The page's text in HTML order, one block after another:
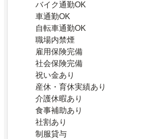
バイク通勤OK
車通勤OK
自転車通勤OK
職場内禁煙
雇用保険完備
社会保険完備
祝い金あり
産休・育休実績あり
介護休暇あり
食事補助あり
社割あり
制服貸与